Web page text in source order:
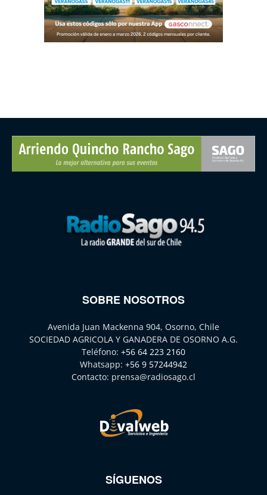
SOBRE NOSOTROS
Avenida Juan Mackenna 904, Osorno, Chile
SOCIEDAD AGRICOLA Y GANADERA DE OSORNO A.G.
Teléfono: +56 64 223 2160
Whatsapp: +56 9 57244942
Contacto: prensa@radiosago.cl
SÍGUENOS